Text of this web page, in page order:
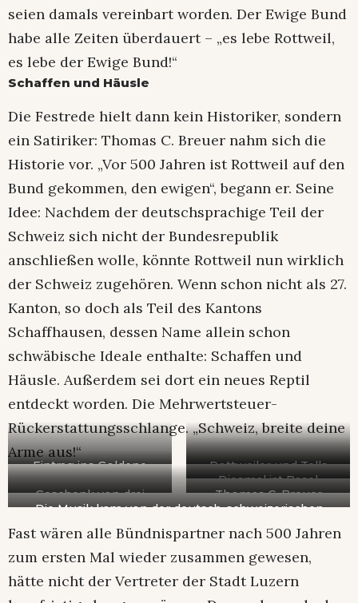
seien damals vereinbart worden. Der Ewige Bund
habe alle Zeiten überdauert – „es lebe Rottweil,
es lebe der Ewige Bund!“
Schaffen und Häusle
Die Festrede hielt dann kein Historiker, sondern
ein Satiriker: Thomas C. Breuer nahm sich die
Historie vor. „Vor 500 Jahren ist Rottweil auf den
Bund gekommen, den ewigen“, begann er. Seine
Idee: Nachdem der deutschsprachige Teil der
Schweiz sich nicht der Bundesrepublik
anschließen wolle, könnte Rottweil nun wirklich
der Schweiz zugehören. Wenn schon nicht als 27.
Kanton, so doch als Teil des Kantons
Schaffhausen, dessen Name allein schon
schwäbische Ideale enthalte: Schaffen und
Häusle. Außerdem sei dort ein neues Reptil
entdeckt worden. Die Mehrwertsteuer-
Rückerstattungsschlange. „Schweiz, breite deine
Arme aus!“
Eintrag ins Goldene
Buch der Stadt
Rottweiler und Tells
Apfel – so wurde am
Samstagabend die
symbolisiert.
Diesmal ist Basel
wirklich dabei
Geschenk von drei
Thomas C. Breuer
Programm und hielt
auch die Festrede
Die Musik kam von der deutsch-schweizerischen
Gruppe “True Blue” mit dem Rottweiler German
Dussex.
Fast wären alle Bündnispartner nach 500 Jahren
zum ersten Mal wieder zusammen gewesen,
hätte nicht der Vertreter der Stadt Luzern